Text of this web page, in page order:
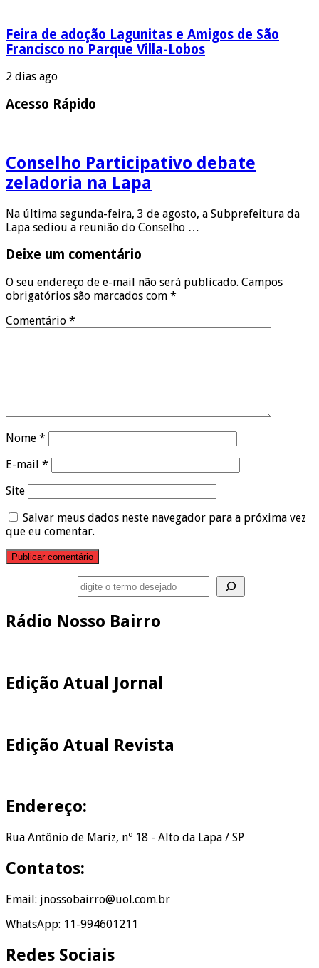
Feira de adoção Lagunitas e Amigos de São
Francisco no Parque Villa-Lobos
2 dias ago
Acesso Rápido
Conselho Participativo debate
zeladoria na Lapa
Na última segunda-feira, 3 de agosto, a Subprefeitura da
Lapa sediou a reunião do Conselho …
Deixe um comentário
O seu endereço de e-mail não será publicado. Campos
obrigatórios são marcados com *
Comentário *
Nome *
E-mail *
Site
Salvar meus dados neste navegador para a próxima vez
que eu comentar.
Rádio Nosso Bairro
Edição Atual Jornal
Edição Atual Revista
Endereço:
Rua Antônio de Mariz, nº 18 - Alto da Lapa / SP
Contatos:
Email: jnossobairro@uol.com.br
WhatsApp: 11-994601211
Redes Sociais